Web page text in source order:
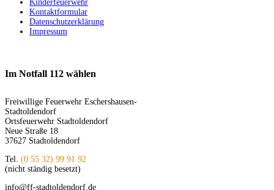
Kinderfeuerwehr
Kontaktformular
Datenschutzerklärung
Impressum
Im Notfall 112 wählen
Freiwillige Feuerwehr Eschershausen-
Stadtoldendorf
Ortsfeuerwehr Stadtoldendorf
Neue Straße 18
37627 Stadtoldendorf
Tel. (0 55 32) 99 91 92
(nicht ständig besetzt)
info@ff-stadtoldendorf.de